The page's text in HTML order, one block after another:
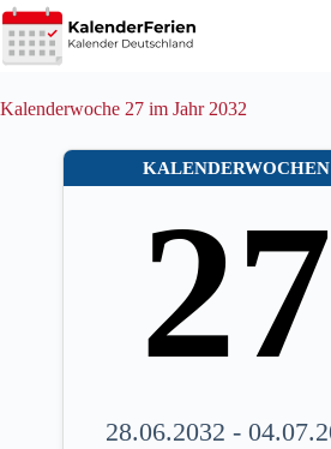
Zum
Inhalt
springen
Kalenderwoche 27 im Jahr 2032
KALENDERWOCHEN
27
28.06.2032 -